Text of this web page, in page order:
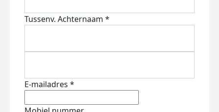
Tussenv. Achternaam *
E-mailadres *